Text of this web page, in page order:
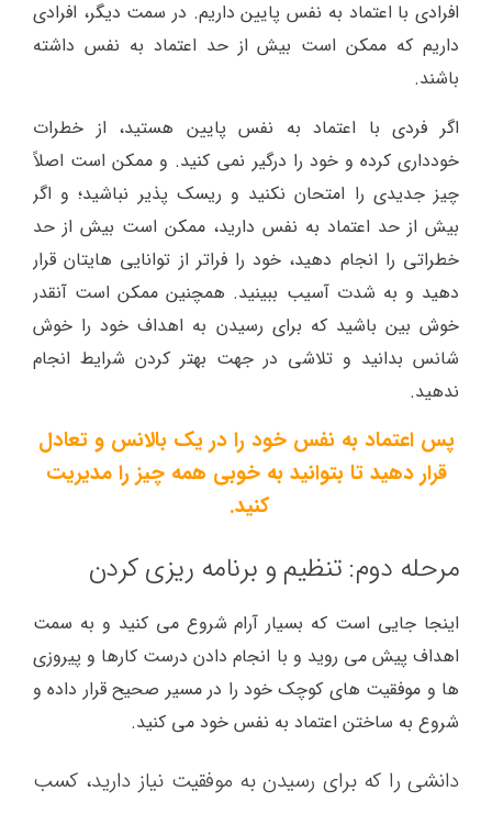
افرادی با اعتماد به نفس پایین داریم. در سمت دیگر، افرادی
داریم که ممکن است بیش از حد اعتماد به نفس داشته
باشند.
اگر فردی با اعتماد به نفس پایین هستید، از خطرات
خودداری کرده و خود را درگیر نمی کنید. و ممکن است اصلاً
چیز جدیدی را امتحان نکنید و ریسک پذیر نباشید؛ و اگر
بیش از حد اعتماد به نفس دارید، ممکن است بیش از حد
خطراتی را انجام دهید، خود را فراتر از توانایی هایتان قرار
دهید و به شدت آسیب ببینید. همچنین ممکن است آنقدر
خوش بین باشید که برای رسیدن به اهداف خود را خوش
شانس بدانید و تلاشی در جهت بهتر کردن شرایط انجام
ندهید.
پس اعتماد به نفس خود را در یک بالانس و تعادل
قرار دهید تا بتوانید به خوبی همه چیز را مدیریت
کنید.
مرحله دوم: تنظیم و برنامه ریزی کردن
اینجا جایی است که بسیار آرام شروع می کنید و به سمت
اهداف پیش می روید و با انجام دادن درست کارها و پیروزی
ها و موفقیت های کوچک خود را در مسیر صحیح قرار داده و
شروع به ساختن اعتماد به نفس خود می کنید.
دانشی را که برای رسیدن به موفقیت نیاز دارید، کسب